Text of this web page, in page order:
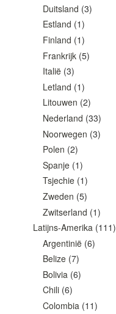
Duitsland (3)
Estland (1)
Finland (1)
Frankrijk (5)
Italië (3)
Letland (1)
Litouwen (2)
Nederland (33)
Noorwegen (3)
Polen (2)
Spanje (1)
Tsjechie (1)
Zweden (5)
Zwitserland (1)
Latijns-Amerika(111)
Argentinië (6)
Belize (7)
Bolivia (6)
Chili (6)
Colombia (11)